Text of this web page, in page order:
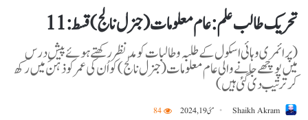
تحریک طالب علم: عام معلومات ( جنرل نالج) قسط:11
(پرائمری و ہائی اسکول کے طلبہ و طالبات کو مدنظر رکھتے ہوئے پیشِ درس
میں پوچھے جانے والی عام معلومات ( جنرل نالج) کو اُن کی عمر کو ذہن میں رکھ
کر ترتیب دی گئی ہیں)
Shaikh Akram مئی 19, 2024 84